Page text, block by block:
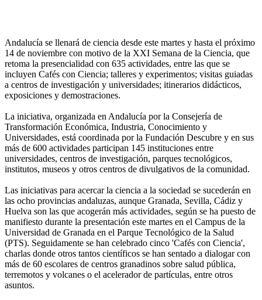
Andalucía se llenará de ciencia desde este martes y hasta el próximo
14 de noviembre con motivo de la XXI Semana de la Ciencia, que
retoma la presencialidad con 635 actividades, entre las que se
incluyen Cafés con Ciencia; talleres y experimentos; visitas guiadas
a centros de investigación y universidades; itinerarios didácticos,
exposiciones y demostraciones.
La iniciativa, organizada en Andalucía por la Consejería de
Transformación Económica, Industria, Conocimiento y
Universidades, está coordinada por la Fundación Descubre y en sus
más de 600 actividades participan 145 instituciones entre
universidades, centros de investigación, parques tecnológicos,
institutos, museos y otros centros de divulgativos de la comunidad.
Las iniciativas para acercar la ciencia a la sociedad se sucederán en
las ocho provincias andaluzas, aunque Granada, Sevilla, Cádiz y
Huelva son las que acogerán más actividades, según se ha puesto de
manifiesto durante la presentación este martes en el Campus de la
Universidad de Granada en el Parque Tecnológico de la Salud
(PTS). Seguidamente se han celebrado cinco 'Cafés con Ciencia',
charlas donde otros tantos científicos se han sentado a dialogar con
más de 60 escolares de centros granadinos sobre salud pública,
terremotos y volcanes o el acelerador de partículas, entre otros
asuntos.